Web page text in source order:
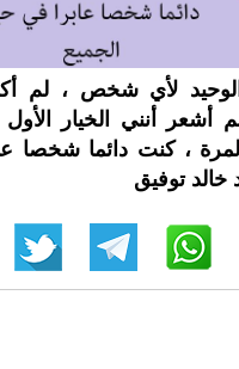
لأي شخص ، لم
أنني الخيار الأول
، كنت دائما شخصا
خالد توفيق